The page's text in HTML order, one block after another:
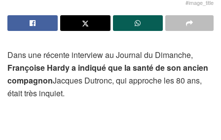
#image_title
Dans une récente interview au Journal du Dimanche,
Françoise Hardy a indiqué que la santé de son ancien
compagnonJacques Dutronc, qui approche les 80 ans,
était très inquiet.